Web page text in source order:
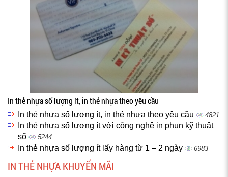
In thẻ nhựa số lượng ít, in thẻ nhựa theo yêu cầu
In thẻ nhựa số lượng ít, in thẻ nhựa theo yêu cầu 4821
In thẻ nhựa số lượng ít với công nghệ in phun kỹ thuật
số
5244
In thẻ nhựa số lượng ít lấy hàng từ 1 – 2 ngày 6983
IN THẺ NHỰA KHUYẾN MÃI